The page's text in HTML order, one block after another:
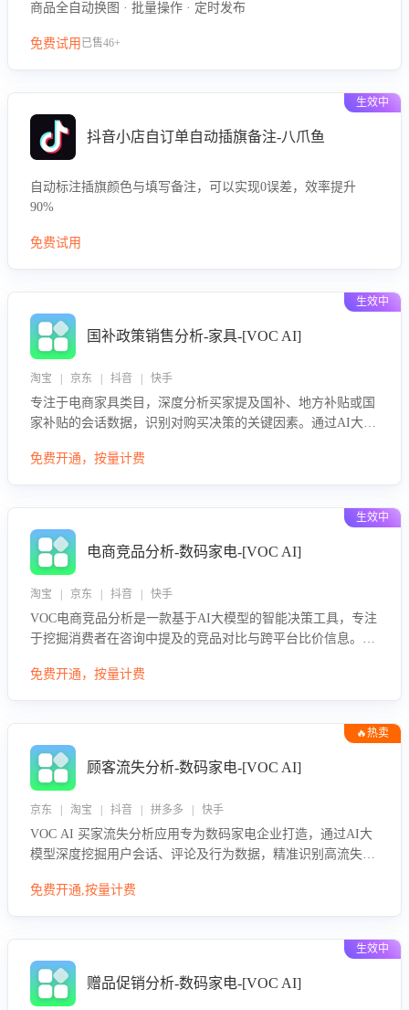
商品全自动换图 · 批量操作 · 定时发布
免费试用 已售46+
生效中
抖音小店自订单自动插旗备注-八爪鱼
自动标注插旗颜色与填写备注，可以实现0误差，效率提升
90%
免费试用
生效中
国补政策销售分析-家具-[VOC AI]
淘宝 | 京东 | 抖音 | 快手
专注于电商家具类目，深度分析买家提及国补、地方补贴或国
家补贴的会话数据，识别对购买决策的关键因素。通过AI大模
略，助力商家利用国补政策提升GMV。
免费开通，按量计费
生效中
电商竞品分析-数码家电-[VOC AI]
淘宝 | 京东 | 抖音 | 快手
VOC电商竞品分析是一款基于AI大模型的智能决策工具，专注
于挖掘消费者在咨询中提及的竞品对比与跨平台比价信息。该
息，进行多维度交叉对比，并分析消费者的比价行为。通过提
免费开通，按量计费
🔥热卖
顾客流失分析-数码家电-[VOC AI]
京东 | 淘宝 | 抖音 | 拼多多 | 快手
VOC AI 买家流失分析应用专为数码家电企业打造，通过AI大
模型深度挖掘用户会话、评论及行为数据，精准识别高流失风
迟、竞品价格冲击等。系统自动输出可落地的挽回策略，迅速
免费开通,按量计费
生效中
赠品促销分析-数码家电-[VOC AI]